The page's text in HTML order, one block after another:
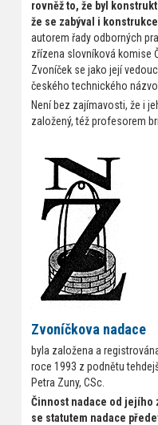
rovněž to, že byl
že se zabýval i
autorem řady odborných
zřízena slovníková komise
Zvoníček se jako její
českého technického
Není bez zajímavosti, že i
založený, též profesorem
Zvoníčkova nadace
byla založena a
roce 1993 z podnětu
Petra Zuny, CSc.
Činnost nadace od jejího
se statutem nadace